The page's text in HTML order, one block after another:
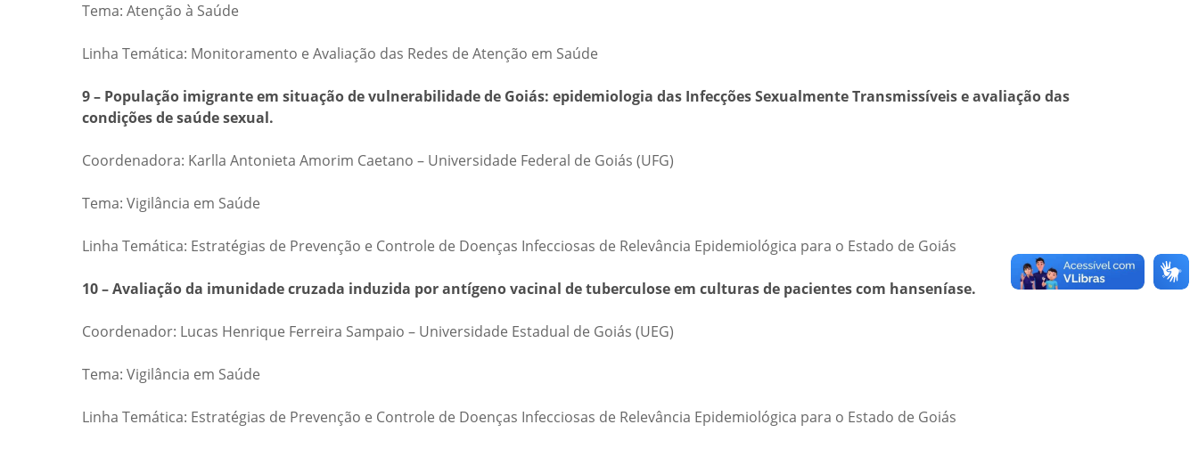
Tema: Atenção à Saúde
Linha Temática: Monitoramento e Avaliação das Redes de Atenção em Saúde
9 – População imigrante em situação de vulnerabilidade de Goiás: epidemiologia das Infecções Sexualmente Transmissíveis e avaliação das
condições de saúde sexual.
Coordenadora: Karlla Antonieta Amorim Caetano – Universidade Federal de Goiás (UFG)
Tema: Vigilância em Saúde
Linha Temática: Estratégias de Prevenção e Controle de Doenças Infecciosas de Relevância Epidemiológica para o Estado de Goiás
10 – Avaliação da imunidade cruzada induzida por antígeno vacinal de tuberculose em culturas de pacientes com hanseníase.
Coordenador: Lucas Henrique Ferreira Sampaio – Universidade Estadual de Goiás (UEG)
Tema: Vigilância em Saúde
Linha Temática: Estratégias de Prevenção e Controle de Doenças Infecciosas de Relevância Epidemiológica para o Estado de Goiás